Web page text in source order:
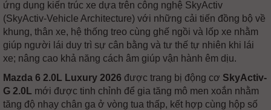
ứng dụng kiến trúc xe dựa trên công nghệ SkyActiv
(SkyActiv-Vehicle Architecture) với những cải tiến đồng bộ về
khung, thân xe, hệ thống treo cùng ghế ngồi và lốp xe nhằm
giúp người lái duy trì sự cân bằng và tư thế tự nhiên khi lái
xe; nâng cao khả năng cách âm giúp vận hành êm dịu.
Mazda 6 2.0L Luxury 2026 được trang bị động cơ SkyActiv-
G 2.0L mới được tinh chỉnh để gia tăng mô men xoắn nhằm
tăng độ nhạy chân ga ở vòng tua thấp, kết hợp cùng hộp số